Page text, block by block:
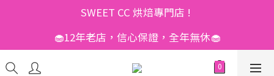
SWEET CC 烘焙專門店 !
🧁12年老店，信心保證，全年無休🧁